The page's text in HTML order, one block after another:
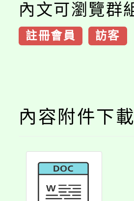
內文可瀏覽群
註冊會員 訪客
內容附件下載